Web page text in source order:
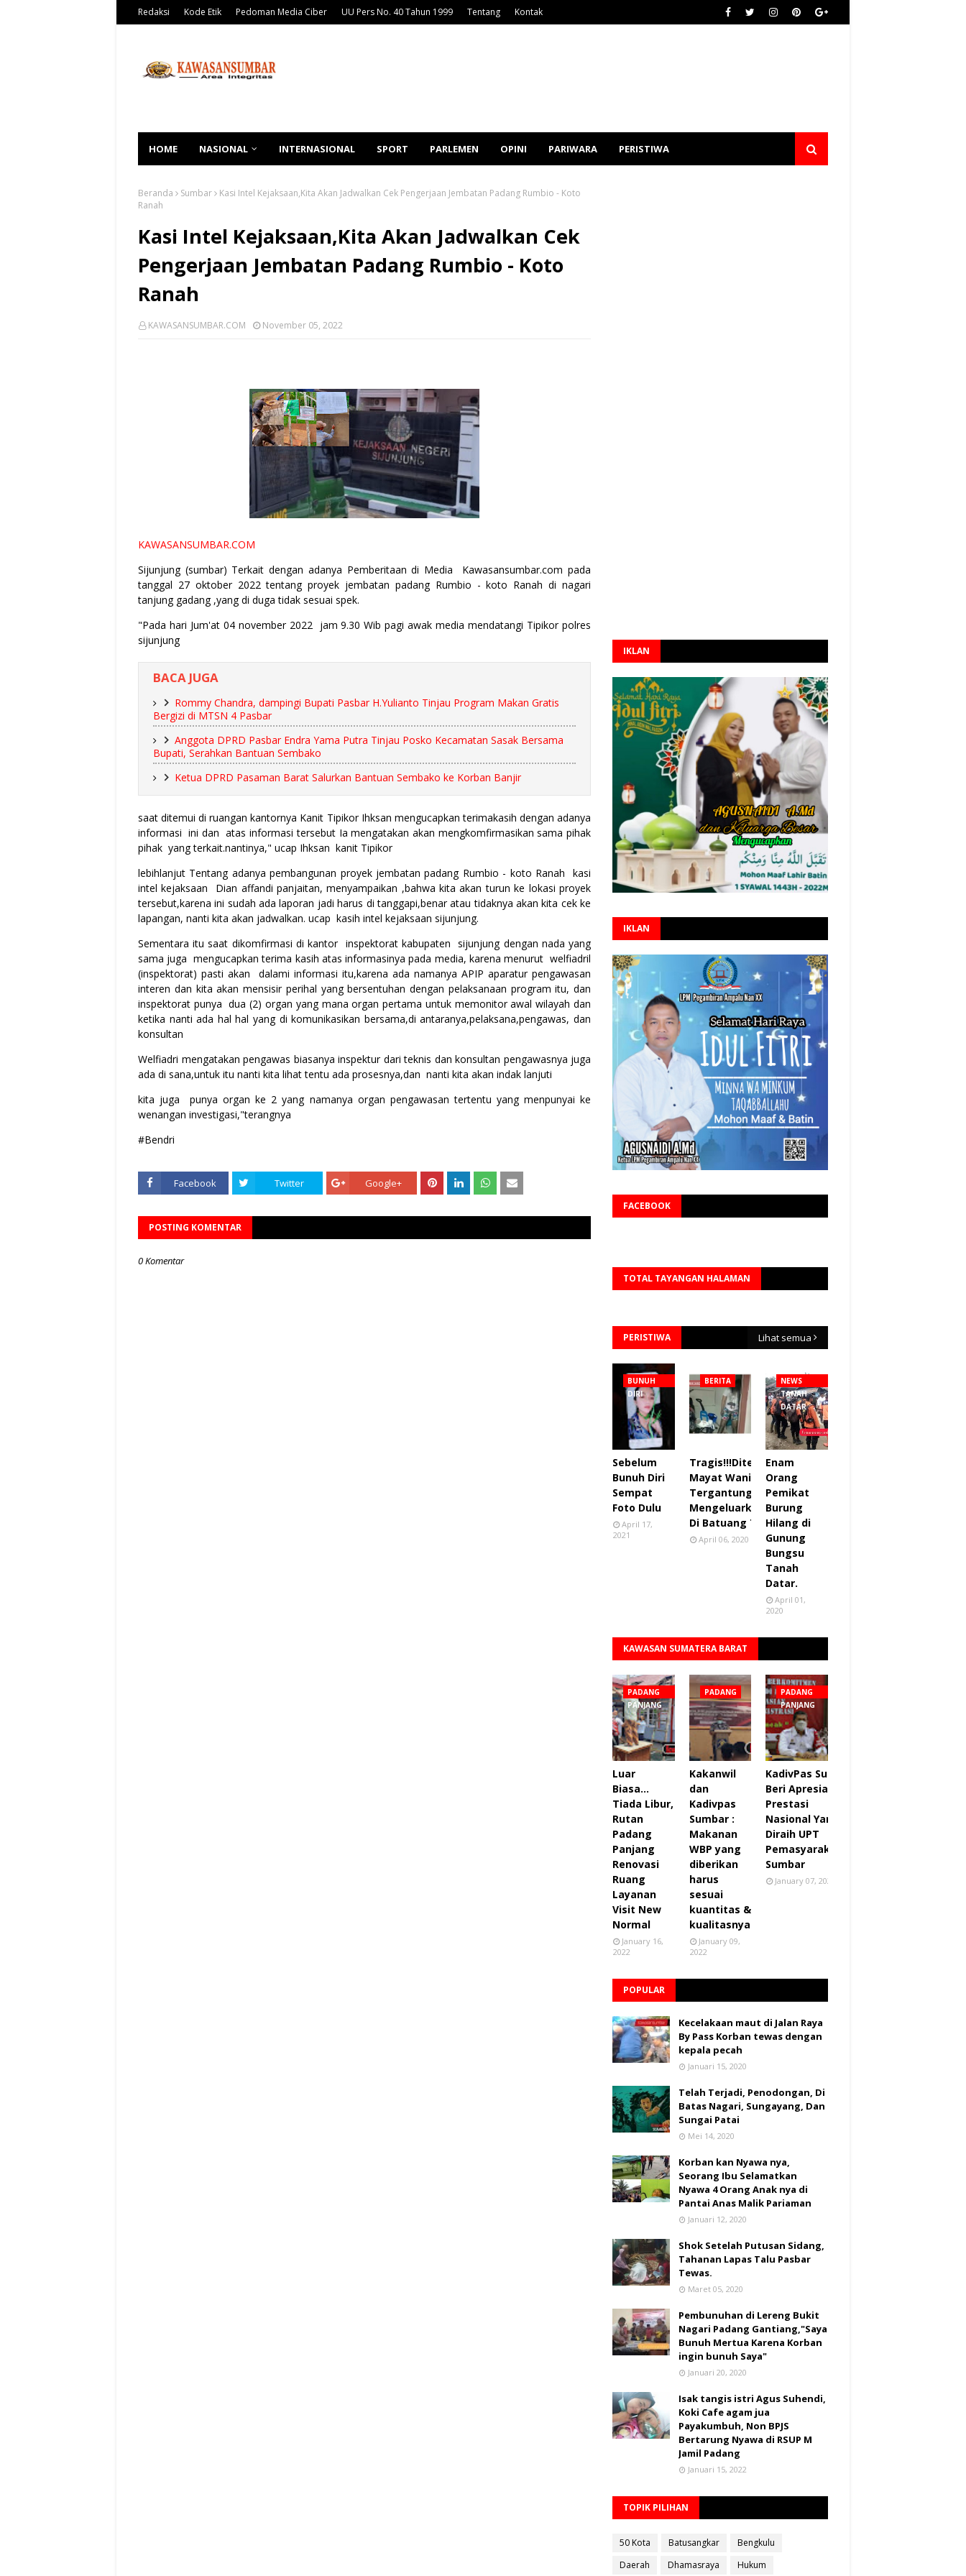
Redaksi Kode Etik Pedoman Media Ciber UU Pers No. 40 Tahun 1999 Tentang Kontak
HOME NASIONAL INTERNASIONAL SPORT PARLEMEN OPINI PARIWARA PERISTIWA
Beranda Sumbar
Kasi Intel Kejaksaan,Kita Akan Jadwalkan Cek Pengerjaan Jembatan Padang Rumbio - Koto
Ranah
Kasi Intel Kejaksaan,Kita Akan Jadwalkan Cek
Pengerjaan Jembatan Padang Rumbio - Koto
Ranah
KAWASANSUMBAR.COM November 05, 2022
KAWASANSUMBAR.COM
Sijunjung (sumbar) Terkait dengan adanya Pemberitaan di Media Kawasansumbar.com pada
tanggal 27 oktober 2022 tentang proyek jembatan padang Rumbio - koto Ranah di nagari
tanjung gadang ,yang di duga tidak sesuai spek.
"Pada hari Jum'at 04 november 2022 jam 9.30 Wib pagi awak media mendatangi Tipikor polres
sijunjung
BACA JUGA
Rommy Chandra, dampingi Bupati Pasbar H.Yulianto Tinjau Program Makan Gratis
Bergizi di MTSN 4 Pasbar
Anggota DPRD Pasbar Endra Yama Putra Tinjau Posko Kecamatan Sasak Bersama
Bupati, Serahkan Bantuan Sembako
Ketua DPRD Pasaman Barat Salurkan Bantuan Sembako ke Korban Banjir
saat ditemui di ruangan kantornya Kanit Tipikor Ihksan mengucapkan terimakasih dengan adanya
informasi ini dan atas informasi tersebut Ia mengatakan akan mengkomfirmasikan sama pihak
pihak yang terkait.nantinya," ucap Ihksan kanit Tipikor
lebihlanjut Tentang adanya pembangunan proyek jembatan padang Rumbio - koto Ranah kasi
intel kejaksaan Dian affandi panjaitan, menyampaikan ,bahwa kita akan turun ke lokasi proyek
tersebut,karena ini sudah ada laporan jadi harus di tanggapi,benar atau tidaknya akan kita cek ke
lapangan, nanti kita akan jadwalkan. ucap kasih intel kejaksaan sijunjung.
Sementara itu saat dikomfirmasi di kantor inspektorat kabupaten sijunjung dengan nada yang
sama juga mengucapkan terima kasih atas informasinya pada media, karena menurut welfiadril
(inspektorat) pasti akan dalami informasi itu,karena ada namanya APIP aparatur pengawasan
interen dan kita akan mensisir perihal yang bersentuhan dengan pelaksanaan program itu, dan
inspektorat punya dua (2) organ yang mana organ pertama untuk memonitor awal wilayah dan
ketika nanti ada hal hal yang di komunikasikan bersama,di antaranya,pelaksana,pengawas, dan
konsultan
Welfiadri mengatakan pengawas biasanya inspektur dari teknis dan konsultan pengawasnya juga
ada di sana,untuk itu nanti kita lihat tentu ada prosesnya,dan nanti kita akan indak lanjuti
kita juga punya organ ke 2 yang namanya organ pengawasan tertentu yang menpunyai ke
wenangan investigasi,"terangnya
#Bendri
Facebook Twitter Google+
POSTING KOMENTAR
0 Komentar
IKLAN
IKLAN
FACEBOOK
TOTAL TAYANGAN HALAMAN
PERISTIWA Lihat semua
BUNUH
DIRI
Sebelum
Bunuh Diri
Sempat
Foto Dulu
April 17,
2021
BERITA
Tragis!!!Ditemukan
Mayat Wanita
Tergantung sudah
Mengeluarkan Bau
Di Batuang Taba.
April 06, 2020
NEWS
TANAH
DATAR
Enam
Orang
Pemikat
Burung
Hilang di
Gunung
Bungsu
Tanah
Datar.
April 01,
2020
KAWASAN SUMATERA BARAT
Lihat semua
PADANG
PANJANG
Luar
Biasa...
Tiada Libur,
Rutan
Padang
Panjang
Renovasi
Ruang
Layanan
Visit New
Normal
January 16,
2022
PADANG
Kakanwil
dan
Kadivpas
Sumbar :
Makanan
WBP yang
diberikan
harus
sesuai
kuantitas &
kualitasnya
January 09,
2022
PADANG
PANJANG
KadivPas Sumbar
Beri Apresiasi 27
Prestasi
Nasional Yang
Diraih UPT
Pemasyarakatan
Sumbar
January 07, 2022
POPULAR
Kecelakaan maut di Jalan Raya
By Pass Korban tewas dengan
kepala pecah
Januari 15, 2020
Telah Terjadi, Penodongan, Di
Batas Nagari, Sungayang, Dan
Sungai Patai
Mei 14, 2020
Korban kan Nyawa nya,
Seorang Ibu Selamatkan
Nyawa 4 Orang Anak nya di
Pantai Anas Malik Pariaman
Januari 12, 2020
Shok Setelah Putusan Sidang,
Tahanan Lapas Talu Pasbar
Tewas.
Maret 05, 2020
Pembunuhan di Lereng Bukit
Nagari Padang Gantiang,"Saya
Bunuh Mertua Karena Korban
ingin bunuh Saya"
Januari 20, 2020
Isak tangis istri Agus Suhendi,
Koki Cafe agam jua
Payakumbuh, Non BPJS
Bertarung Nyawa di RSUP M
Jamil Padang
Januari 15, 2022
TOPIK PILIHAN
50 Kota Batusangkar
Bengkulu
Daerah
Dhamasraya Hukum